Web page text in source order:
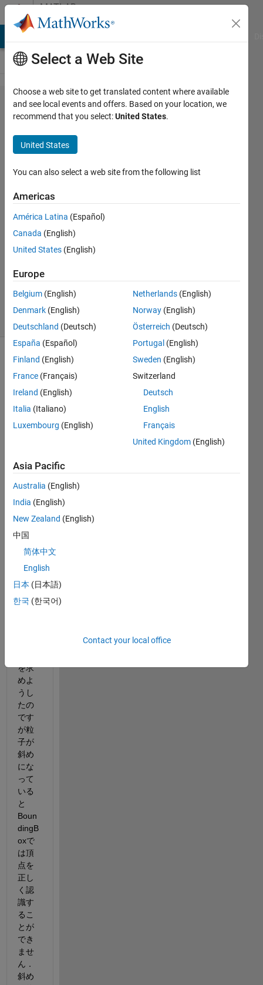
Skip to contentMATLAB
Answers
複数粒
子の頂
点を得
たい
Naoki
Hashiguchi
19 Apr
2023
Answer
Accepted
Updated
24 Apr 2023
12 Views
(30 days)
のコ
ード
行し
て
regio
ps関
数の
Boun
oxを
を求
めよ
うし
たの
です
が粒
子が
斜め
にな
って
いる
と
Boun
dingB
oxで
は頂
点を
正し
く認
識す
るこ
とが
でき
ませ
ん．
斜め
Select a Web Site
Choose a web site to get translated content where available
and see local events and offers. Based on your location, we
recommend that you select:United States.
United States
You can also select a web site from the following list
Americas
América Latina (Español)
Canada (English)
United States (English)
Europe
Belgium (English)
Denmark (English)
Deutschland (Deutsch)
España (Español)
Finland (English)
France (Français)
Ireland (English)
Italia (Italiano)
Luxembourg (English)
Netherlands (English)
Norway (English)
Österreich (Deutsch)
Portugal (English)
Sweden (English)
Switzerland
Deutsch
English
Français
United Kingdom (English)
Asia Pacific
Australia (English)
India (English)
New Zealand (English)
中国
简体中文
English
日本 (日本語)
한국 (한국어)
Contact your local office